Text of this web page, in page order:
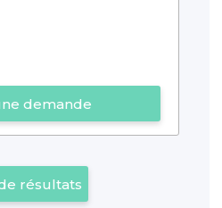
demande
résultats